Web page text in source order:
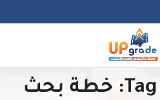
Tag Archives: خطة بحث